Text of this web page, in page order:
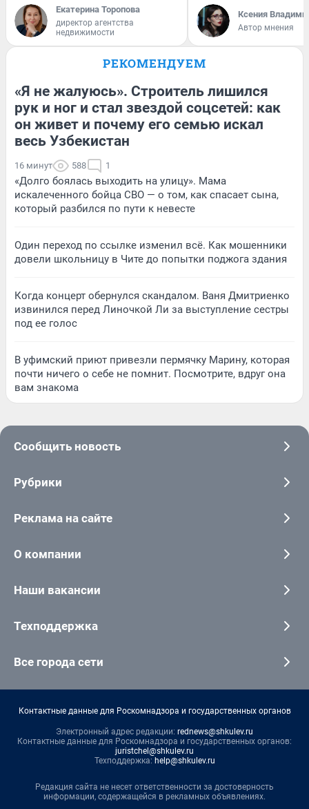
Екатерина Торопова
директор агентства
недвижимости
Ксения
Автор мнения
РЕКОМЕНДУЕМ
«Я не жалуюсь». Строитель лишился
рук и ног и стал звездой соцсетей: как
он живет и почему его семью искал
весь Узбекистан
16 минут 588 1
«Долго боялась выходить на улицу». Мама
искалеченного бойца СВО — о том, как спасает сына,
который разбился по пути к невесте
Один переход по ссылке изменил всё. Как мошенники
довели школьницу в Чите до попытки поджога здания
Когда концерт обернулся скандалом. Ваня Дмитриенко
извинился перед Линочкой Ли за выступление сестры
под ее голос
В уфимский приют привезли пермячку Марину, которая
почти ничего о себе не помнит. Посмотрите, вдруг она
вам знакома
Сообщить новость
Рубрики
Реклама на сайте
О компании
Наши вакансии
Техподдержка
Все города сети
Контактные данные для Роскомнадзора и государственных органов
Электронный адрес редакции: rednews@shkulev.ru
Контактные данные для Роскомнадзора и государственных органов:
juristchel@shkulev.ru
Техподдержка: help@shkulev.ru
Редакция сайта не несет ответственности за достоверность
информации, содержащейся в рекламных объявлениях.